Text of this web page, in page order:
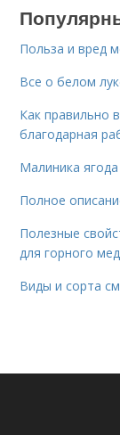
Польза и вред
Все о белом
Как правильно
благодарная
Малиника
Полное
Полезные
для горного
Виды и сорта